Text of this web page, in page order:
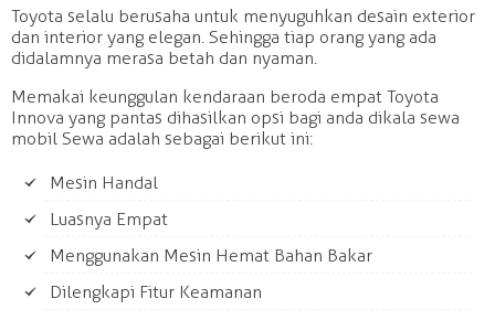
Toyota selalu berusaha untuk menyuguhkan desain exterior
dan interior yang elegan. Sehingga tiap orang yang ada
didalamnya merasa betah dan nyaman.
Memakai keunggulan kendaraan beroda empat Toyota
Innova yang pantas dihasilkan opsi bagi anda dikala sewa
mobil Sewa adalah sebagai berikut ini:
Mesin Handal
Luasnya Empat
Menggunakan Mesin Hemat Bahan Bakar
Dilengkapi Fitur Keamanan